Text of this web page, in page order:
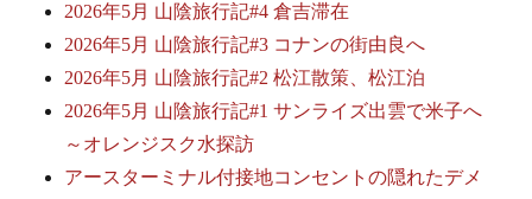
2026年5月 山陰旅行記#4 倉吉滞在
2026年5月 山陰旅行記#3 コナンの街由良へ
2026年5月 山陰旅行記#2 松江散策、松江泊
2026年5月 山陰旅行記#1 サンライズ出雲で米子へ
～オレンジスク水探訪
アースターミナル付接地コンセントの隠れたデメ